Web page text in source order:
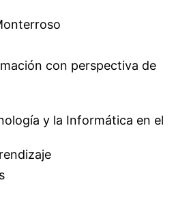
con perspectiva de
y la Informática en el